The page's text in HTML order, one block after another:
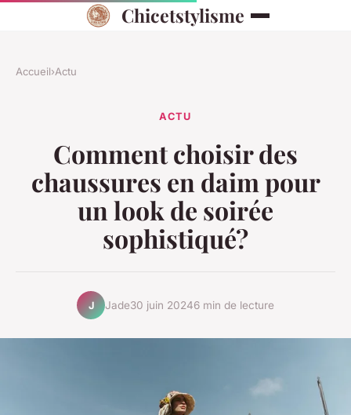
Chicetstylisme
Accueil›Actu
ACTU
Comment choisir des
chaussures en daim pour
un look de soirée
sophistiqué?
J Jade30 juin 20246 min de lecture